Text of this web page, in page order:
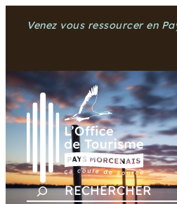
Venez vous ressourcer en
R